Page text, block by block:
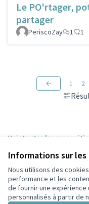
Informations sur
Nous utilisons des
performance et les
de fournir une
personnalisés à partir de
Le PO'rtager,
partager
PeriscoZay
1 1
1 2
Voir toutes les
Conditions d'utilisation
Paramètres des cookies
Participez Villeurbanne sur
ParticipezParticipezParticipez